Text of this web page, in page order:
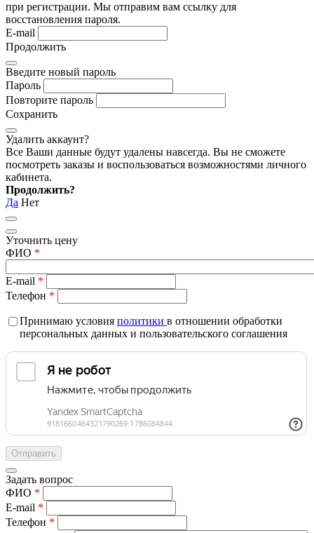
при регистрации. Мы отправим вам ссылку для
восстановления пароля.
E-mail
Продолжить
Введите новый пароль
Пароль
Повторите пароль
Сохранить
Удалить аккаунт?
Все Ваши данные будут удалены навсегда. Вы не сможете
посмотреть заказы и воспользоваться возможностями личного
кабинета.
Продолжить?
Да Нет
Уточнить цену
ФИО *
E-mail *
Телефон *
Принимаю условия политики в отношении обработки
персональных данных и пользовательского соглашения
Задать вопрос
ФИО *
E-mail *
Телефон *